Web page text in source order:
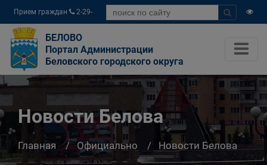
Прием граждан
2-29-
04
БЕЛОВО
Портал Администрации
Беловского городского округа
Новости Белова
Главная Официально Новости Белова